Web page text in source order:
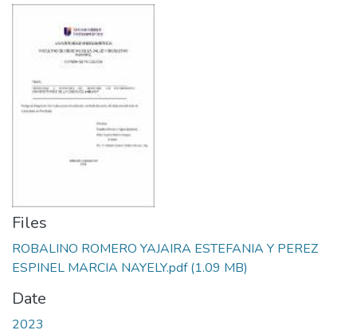
Files
ROBALINO ROMERO YAJAIRA ESTEFANIA Y PEREZ
ESPINEL MARCIA NAYELY.pdf(1.09 MB)
Date
2023